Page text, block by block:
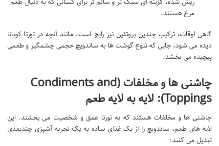
مرغ هستند.
گاهی اوقات، ترکیب چندین پروتئین نیز رایج است، مانند آنچه در تورتا کوبانا
دیده می شود، جایی که تنوع گوشت ها به ساندویچ حجمی چشمگیر و طعمی
پیچیده می بخشد.
چاشنی ها و مخلفات (Condiments and
Toppings): لایه به لایه طعم
چاشنی ها و مخلفات هستند که به تورتا عمق و شخصیت می بخشند. این
لایه های طعم، ساندویچ را از یک غذای ساده به یک تجربه آشپزی چندبعدی
تبدیل می کنند: